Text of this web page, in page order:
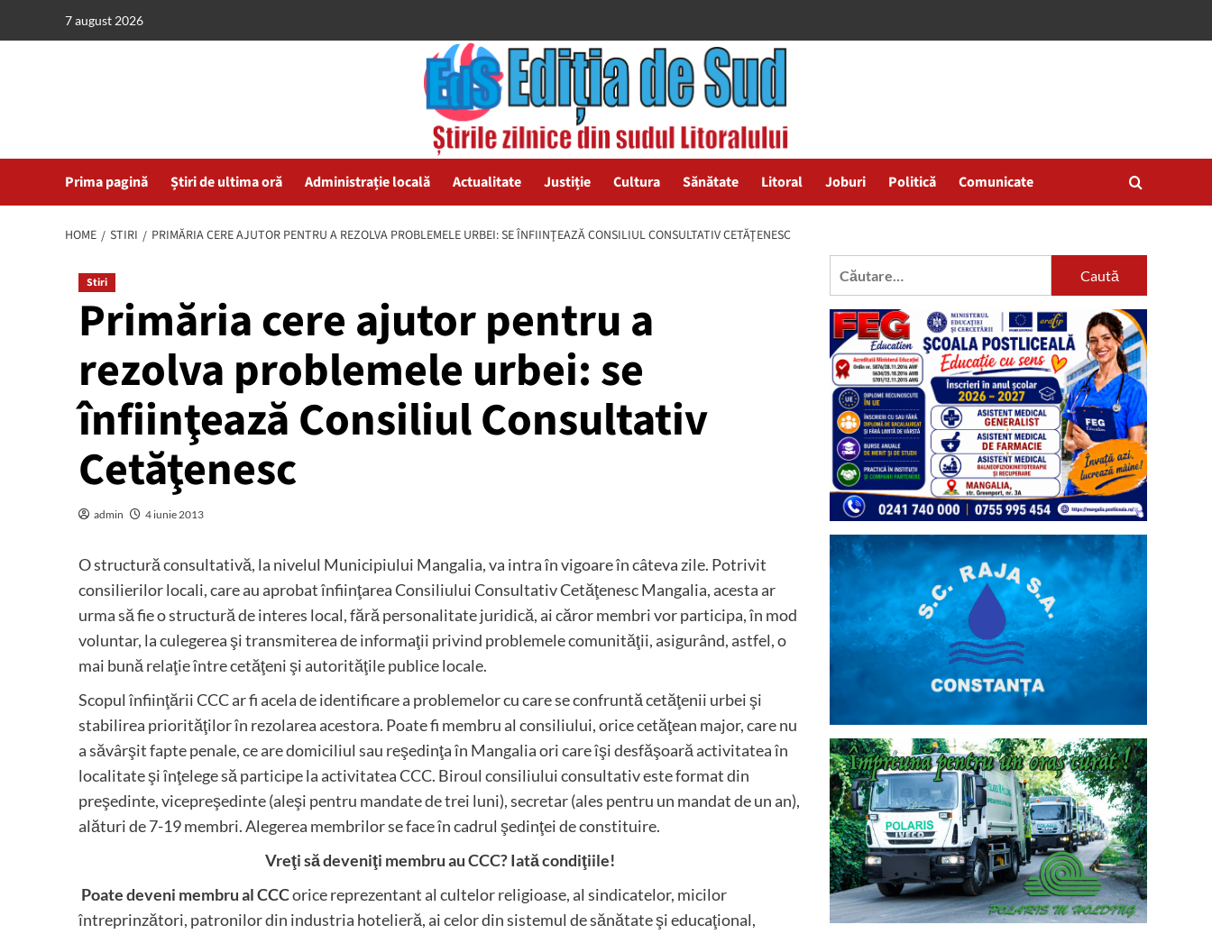
7 august 2026
Prima pagină Știri de ultima oră Administrație locală Actualitate Justiție Cultura Sănătate Litoral Joburi Politică Comunicate
HOME STIRI PRIMĂRIA CERE AJUTOR PENTRU A REZOLVA PROBLEMELE URBEI: SE ÎNFIINŢEAZĂ CONSILIUL CONSULTATIV CETĂŢENESC
Stiri
Primăria cere ajutor pentru a
rezolva problemele urbei: se
înfiinţează Consiliul Consultativ
Cetăţenesc
admin 4 iunie 2013
O structură consultativă, la nivelul Municipiului Mangalia, va intra în vigoare în câteva zile. Potrivit
consilierilor locali, care au aprobat înfiinţarea Consiliului Consultativ Cetăţenesc Mangalia, acesta ar
urma să fie o structură de interes local, fără personalitate juridică, ai căror membri vor participa, în mod
voluntar, la culegerea şi transmiterea de informaţii privind problemele comunităţii, asigurând, astfel, o
mai bună relaţie între cetăţeni şi autorităţile publice locale.
Scopul înfiinţării CCC ar fi acela de identificare a problemelor cu care se confruntă cetăţenii urbei şi
stabilirea priorităţilor în rezolarea acestora. Poate fi membru al consiliului, orice cetăţean major, care nu
a săvârşit fapte penale, ce are domiciliul sau reşedinţa în Mangalia ori care îşi desfăşoară activitatea în
localitate şi înţelege să participe la activitatea CCC. Biroul consiliului consultativ este format din
preşedinte, vicepreşedinte (aleşi pentru mandate de trei luni), secretar (ales pentru un mandat de un an),
alături de 7-19 membri. Alegerea membrilor se face în cadrul şedinţei de constituire.
Vreţi să deveniţi membru au CCC? Iată condiţiile!
Poate deveni membru al CCCorice reprezentant al cultelor religioase, al sindicatelor, micilor
întreprinzători, patronilor din industria hotelieră, ai celor din sistemul de sănătate şi educaţional,
Caută